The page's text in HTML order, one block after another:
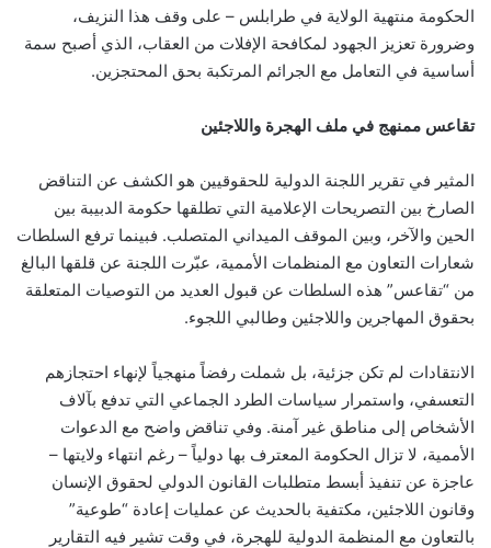
الحكومة منتهية الولاية في طرابلس – على وقف هذا النزيف،
وضرورة تعزيز الجهود لمكافحة الإفلات من العقاب، الذي أصبح سمة
أساسية في التعامل مع الجرائم المرتكبة بحق المحتجزين.
تقاعس ممنهج في ملف الهجرة واللاجئين
المثير في تقرير اللجنة الدولية للحقوقيين هو الكشف عن التناقض
الصارخ بين التصريحات الإعلامية التي تطلقها حكومة الدبيبة بين
الحين والآخر، وبين الموقف الميداني المتصلب. فبينما ترفع السلطات
شعارات التعاون مع المنظمات الأممية، عبّرت اللجنة عن قلقها البالغ
من “تقاعس” هذه السلطات عن قبول العديد من التوصيات المتعلقة
بحقوق المهاجرين واللاجئين وطالبي اللجوء.
الانتقادات لم تكن جزئية، بل شملت رفضاً منهجياً لإنهاء احتجازهم
التعسفي، واستمرار سياسات الطرد الجماعي التي تدفع بآلاف
الأشخاص إلى مناطق غير آمنة. وفي تناقض واضح مع الدعوات
الأممية، لا تزال الحكومة المعترف بها دولياً – رغم انتهاء ولايتها –
عاجزة عن تنفيذ أبسط متطلبات القانون الدولي لحقوق الإنسان
وقانون اللاجئين، مكتفية بالحديث عن عمليات إعادة “طوعية”
بالتعاون مع المنظمة الدولية للهجرة، في وقت تشير فيه التقارير